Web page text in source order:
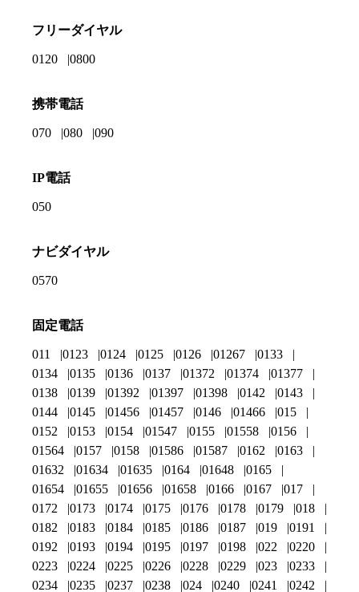
フリーダイヤル
0120 0800
携帯電話
070 080 090
IP電話
050
ナビダイヤル
0570
固定電話
011 0123 0124 0125 0126 01267
0133
0134
0135 0136 0137 01372 01374
01377
0138
0139 01392 01397 01398 0142
0143
0144
0145 01456 01457 0146 01466
015
0152
0153 0154 01547 0155 01558
0156
01564
0157 0158 01586 01587 0162
0163
01632
01634 01635 0164 01648
0165
01654
01655 01656 01658 0166 0167
017
0172
0173 0174 0175 0176 0178 0179
018
0182
0183 0184 0185 0186 0187 019
0191
0192
0193 0194 0195 0197 0198 022
0220
0223
0224 0225 0226 0228 0229 023
0233
0234
0235 0237 0238 024 0240 0241 0242